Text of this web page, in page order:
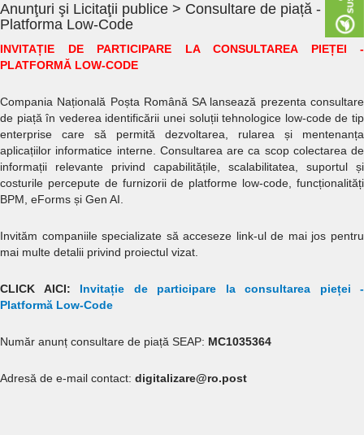
Anunţuri şi Licitaţii publice > Consultare de piață -
Platforma Low-Code
INVITAȚIE DE PARTICIPARE LA CONSULTAREA PIEȚEI -
PLATFORMĂ LOW-CODE
Compania Națională Poșta Română SA lansează prezenta consultare
de piață în vederea identificării unei soluții tehnologice low-code de tip
enterprise care să permită dezvoltarea, rularea și mentenanța
aplicațiilor informatice interne. Consultarea are ca scop colectarea de
informații relevante privind capabilitățile, scalabilitatea, suportul și
costurile percepute de furnizorii de platforme low-code, funcționalități
BPM, eForms și Gen AI.
Invităm companiile specializate să acceseze link-ul de mai jos pentru
mai multe detalii privind proiectul vizat.
CLICK AICI: Invitație de participare la consultarea pieței -
Platformă Low-Code
Număr anunț consultare de piață SEAP: MC1035364
Adresă de e-mail contact: digitalizare@ro.post